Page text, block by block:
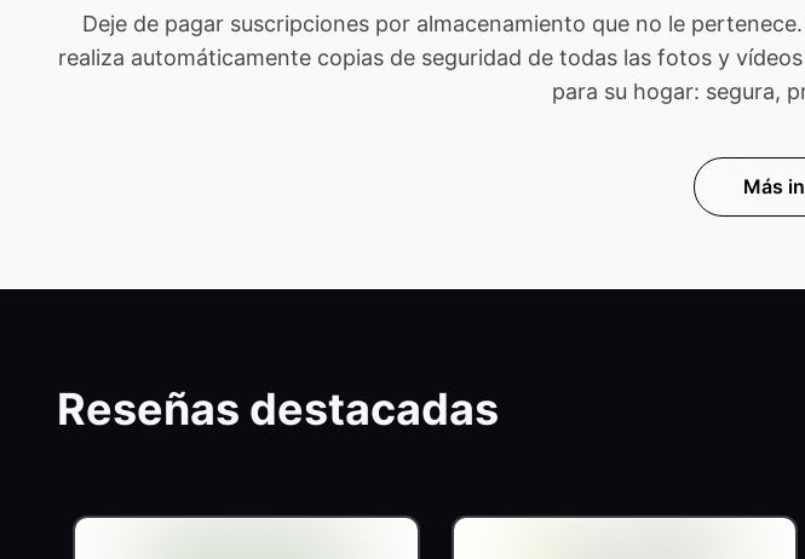
Deje de pagar suscripciones por almacenamiento que no le
realiza automáticamente copias de seguridad de todas las fotos y
para su hogar: segura,
Más
Reseñas destacadas